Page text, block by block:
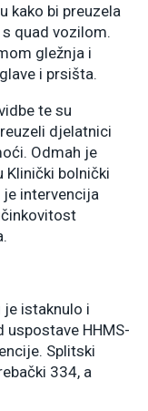
kako bi preuzela
quad vozilom.
gležnja i
i prsišta.
te su
djelatnici
Odmah je
bolnički
intervencija
istaknulo i
uspostave HHMS-
Splitski
334, a